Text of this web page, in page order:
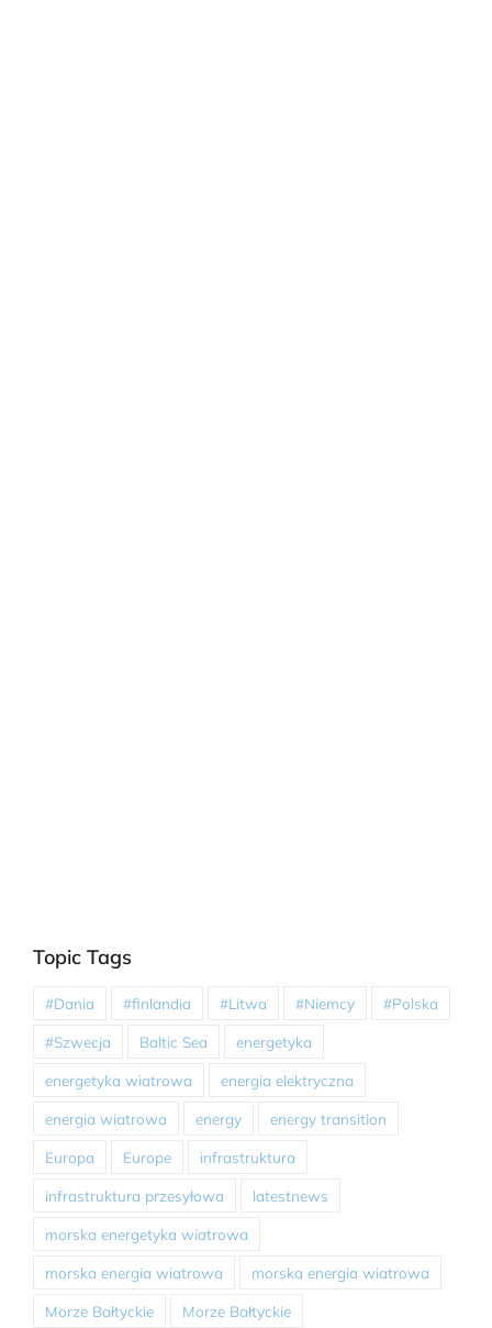
Topic Tags
#Dania #finlandia #Litwa #Niemcy #Polska
#Szwecja Baltic Sea energetyka
energetyka wiatrowa energia elektryczna
energia wiatrowa energy energy transition
Europa Europe infrastruktura
infrastruktura przesyłowa latestnews
morska energetyka wiatrowa
morska energia wiatrowa morska energia wiatrowa
Morze Bałtyckie Morze Bałtyckie